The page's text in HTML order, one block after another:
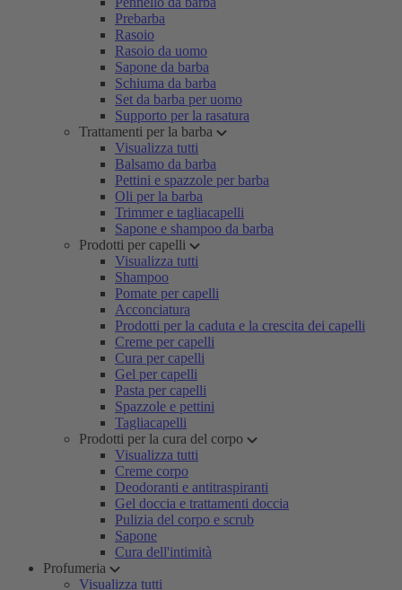
Prebarba
Rasoio
Rasoio da uomo
Sapone da barba
Schiuma da barba
Set da barba per uomo
Supporto per la rasatura
Trattamenti per la barba
Visualizza tutti
Balsamo da barba
Pettini e spazzole per barba
Oli per la barba
Trimmer e tagliacapelli
Sapone e shampoo da barba
Prodotti per capelli
Visualizza tutti
Shampoo
Pomate per capelli
Acconciatura
Prodotti per la caduta e la crescita dei capelli
Creme per capelli
Cura per capelli
Gel per capelli
Pasta per capelli
Spazzole e pettini
Tagliacapelli
Prodotti per la cura del corpo
Visualizza tutti
Creme corpo
Deodoranti e antitraspiranti
Gel doccia e trattamenti doccia
Pulizia del corpo e scrub
Sapone
Cura dell'intimità
Profumeria
Visualizza tutti